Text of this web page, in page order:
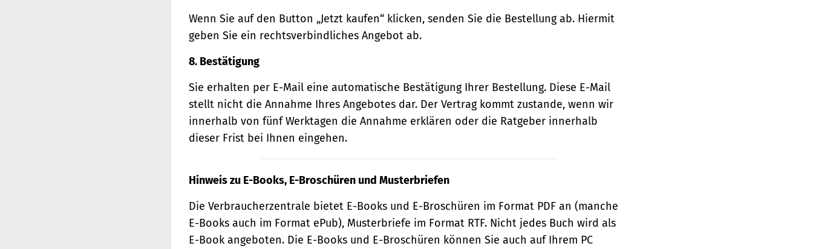
Wenn Sie auf den Button „Jetzt kaufen“ klicken, senden Sie die Bestellung ab. Hiermit
geben Sie ein rechtsverbindliches Angebot ab.
8. Bestätigung
Sie erhalten per E-Mail eine automatische Bestätigung Ihrer Bestellung. Diese E-Mail
stellt nicht die Annahme Ihres Angebotes dar. Der Vertrag kommt zustande, wenn wir
innerhalb von fünf Werktagen die Annahme erklären oder die Ratgeber innerhalb
dieser Frist bei Ihnen eingehen.
Hinweis zu E-Books, E-Broschüren und Musterbriefen
Die Verbraucherzentrale bietet E-Books und E-Broschüren im Format PDF an (manche
E-Books auch im Format ePub), Musterbriefe im Format RTF. Nicht jedes Buch wird als
E-Book angeboten. Die E-Books und E-Broschüren können Sie auch auf Ihrem PC